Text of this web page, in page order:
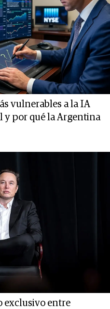
vulnerables a la IA
y por qué la Argentina
exclusivo entre